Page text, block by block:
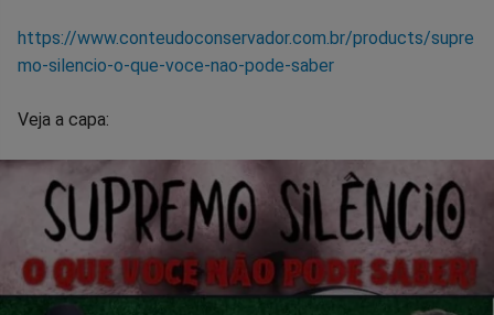
https://www.conteudoconservador.com.br/products/supre
mo-silencio-o-que-voce-nao-pode-saber
Veja a capa: